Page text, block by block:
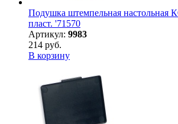
Подушка штемпельная настольная
пласт. '71570
Артикул: 9983
214 руб.
В корзину